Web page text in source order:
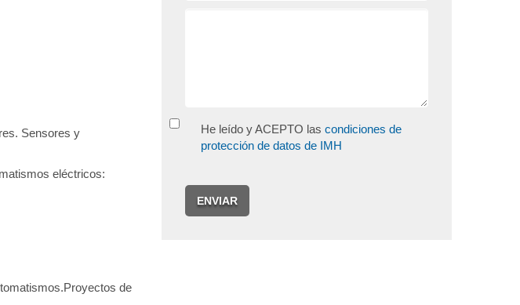
Sensores y
eléctricos:
de
He leído y ACEPTO las condiciones de
protección de datos de IMH
ENVIAR